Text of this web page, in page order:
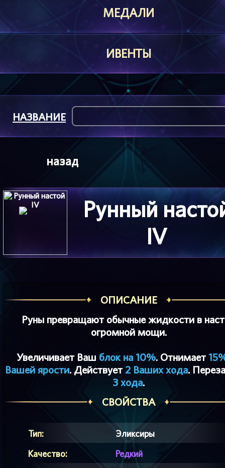
МЕДАЛИ
ИВЕНТЫ
назад
НАЗВАНИЕ
Рунный
IV
ОПИСАНИЕ
Руны превращают обычные жидкости в
огромной мощи.
Увеличивает Ваш блок на 10%. Отнимает
Вашей ярости. Действует 2 Ваших хода.
3 хода.
СВОЙСТВА
Тип:
Эликсиры
Качество:
Редкий